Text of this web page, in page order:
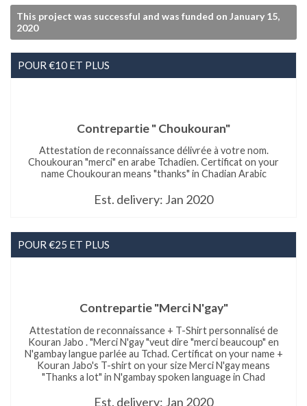
This project was successful and was funded on January 15,
2020
POUR €10 ET PLUS
Contrepartie " Choukouran"
Attestation de reconnaissance délivrée à votre nom.
Choukouran "merci" en arabe Tchadien. Certificat on your
name Choukouran means "thanks" in Chadian Arabic
Est. delivery: Jan 2020
POUR €25 ET PLUS
Contrepartie "Merci N'gay"
Attestation de reconnaissance + T-Shirt personnalisé de
Kouran Jabo . "Merci N'gay "veut dire "merci beaucoup" en
N'gambay langue parlée au Tchad. Certificat on your name +
Kouran Jabo's T-shirt on your size Merci N'gay means
"Thanks a lot" in N'gambay spoken language in Chad
Est. delivery: Jan 2020